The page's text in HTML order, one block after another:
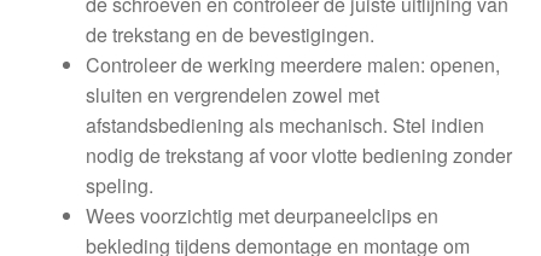
de trekstang en de bevestigingen.
Controleer de werking meerdere malen: openen,
sluiten en vergrendelen zowel met
afstandsbediening als mechanisch. Stel indien
nodig de trekstang af voor vlotte bediening zonder
speling.
Wees voorzichtig met deurpaneelclips en
bekleding tijdens demontage en montage om